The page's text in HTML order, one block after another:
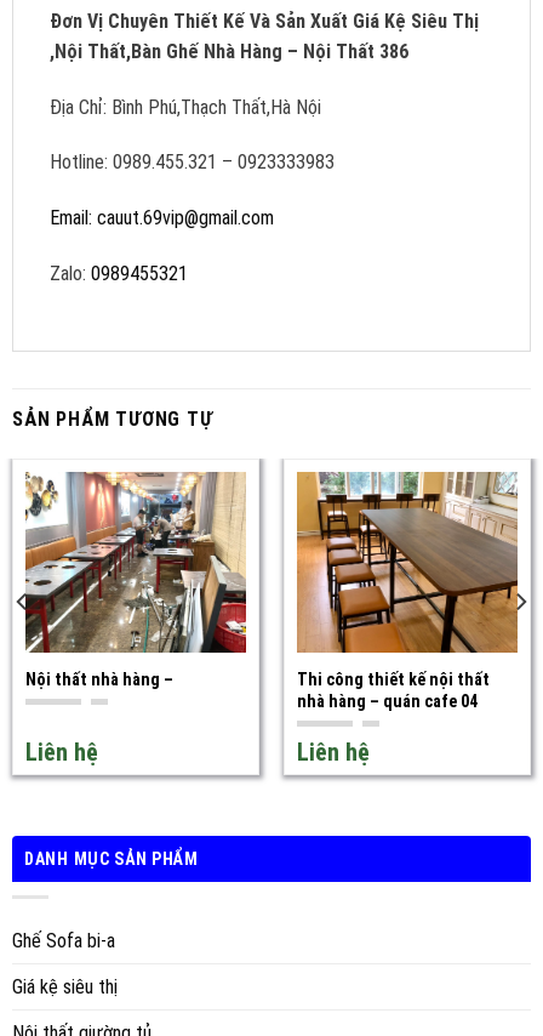
Đơn Vị Chuyên Thiết Kế Và Sản Xuất Giá Kệ Siêu Thị
,Nội Thất,Bàn Ghế Nhà Hàng – Nội Thất 386
Địa Chỉ: Bình Phú,Thạch Thất,Hà Nội
Hotline: 0989.455.321 – 0923333983
Email: cauut.69vip@gmail.com
Zalo: 0989455321
SẢN PHẨM TƯƠNG TỰ
Nội thất nhà hàng –
Liên hệ
Thi công thiết kế nội thất
nhà hàng – quán cafe 04
Liên hệ
DANH MỤC SẢN PHẨM
Ghế Sofa bi-a
Giá kệ siêu thị